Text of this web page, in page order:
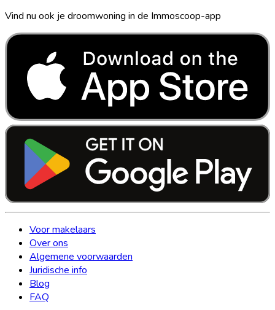
Vind nu ook je droomwoning in de Immoscoop-app
Voor makelaars
Over ons
Algemene voorwaarden
Juridische info
Blog
FAQ